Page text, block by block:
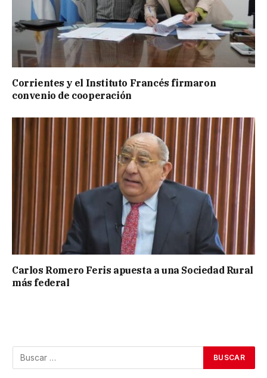
Corrientes y el Instituto Francés firmaron
convenio de cooperación
Carlos Romero Feris apuesta a una Sociedad Rural
más federal